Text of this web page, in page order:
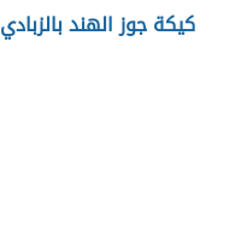
كيكة جوز الهند بالزبادي